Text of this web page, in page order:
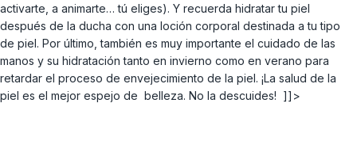
activarte, a animarte… tú eliges). Y recuerda hidratar tu piel
después de la ducha con una loción corporal destinada a tu tipo
de piel. Por último, también es muy importante el cuidado de las
manos y su hidratación tanto en invierno como en verano para
retardar el proceso de envejecimiento de la piel. ¡La salud de la
piel es el mejor espejo de belleza. No la descuides! ]]>